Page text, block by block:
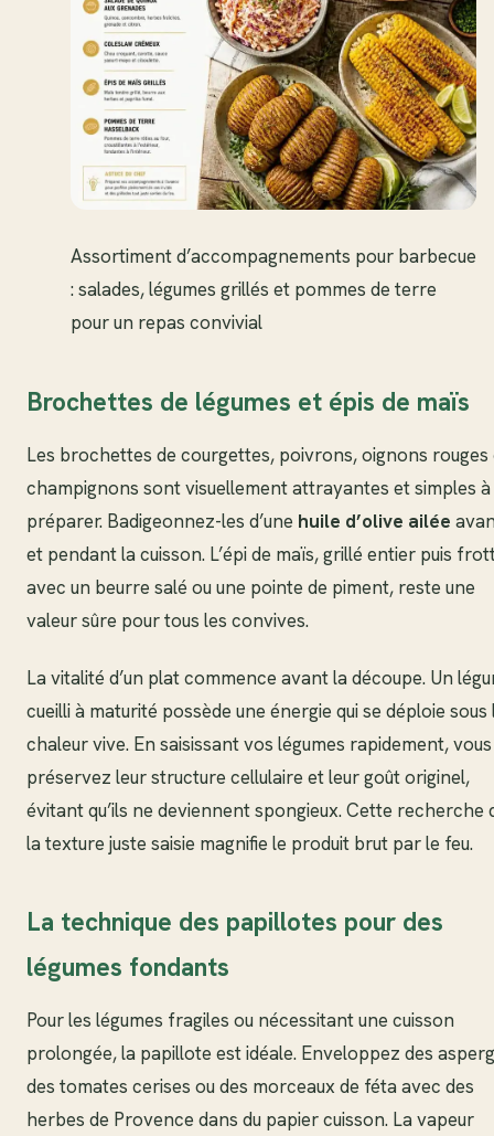
Assortiment d’accompagnements pour barbecue
: salades, légumes grillés et pommes de terre
pour un repas convivial
Brochettes de légumes et épis de maïs
Les brochettes de courgettes, poivrons, oignons rouges
champignons sont visuellement attrayantes et simples à
préparer. Badigeonnez-les d’une huile d’olive ailée
et pendant la cuisson. L’épi de maïs, grillé entier puis
avec un beurre salé ou une pointe de piment, reste une
valeur sûre pour tous les convives.
La vitalité d’un plat commence avant la découpe. Un
cueilli à maturité possède une énergie qui se déploie sous
chaleur vive. En saisissant vos légumes rapidement, vous
préservez leur structure cellulaire et leur goût originel,
évitant qu’ils ne deviennent spongieux. Cette recherche
la texture juste saisie magnifie le produit brut par le feu.
La technique des papillotes pour des
légumes fondants
Pour les légumes fragiles ou nécessitant une cuisson
prolongée, la papillote est idéale. Enveloppez des
des tomates cerises ou des morceaux de féta avec des
herbes de Provence dans du papier cuisson. La vapeur